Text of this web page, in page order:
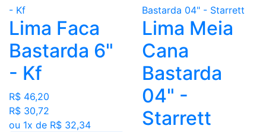
Lima Faca
Bastarda 6"
- Kf
R$ 46,20
R$ 30,72
ou 1x de R$ 32,34
Lima Meia
Cana
Bastarda
04" -
Starrett